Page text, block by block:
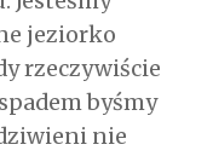
jeziorko
rzeczywiście
byśmy
nie